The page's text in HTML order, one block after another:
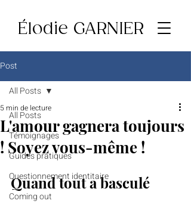
Élodie GARNIER
Post
All Posts
Témoignages
Guides pratiques
Questionnement identitaire
Coming out
All Posts
L'amour gagnera toujours
! Soyez vous-même !
5 min de lecture
Quand tout a basculé